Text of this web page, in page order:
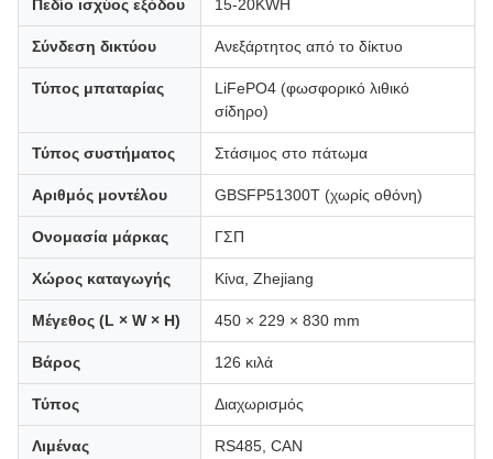
Πεδίο ισχύος εξόδου 15-20KWH
Σύνδεση δικτύου Ανεξάρτητος από το δίκτυο
Τύπος μπαταρίας
LiFePO4 (φωσφορικό λιθικό
σίδηρο)
Τύπος συστήματος Στάσιμος στο πάτωμα
Αριθμός μοντέλου GBSFP51300T (χωρίς οθόνη)
Ονομασία μάρκας ΓΣΠ
Χώρος καταγωγής Κίνα, Zhejiang
Μέγεθος (L × W × H) 450 × 229 × 830 mm
Βάρος 126 κιλά
Τύπος Διαχωρισμός
Λιμένας
RS485, CAN